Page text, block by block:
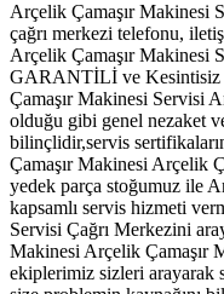
Arçelik Çamaşır Makinesi
çağrı merkezi telefonu,
Arçelik Çamaşır Makinesi
GARANTİLİ ve Kesintisiz
Çamaşır Makinesi Servisi
olduğu gibi genel nezaket
bilinçlidir,servis
Çamaşır Makinesi Arçelik
yedek parça stoğumuz ile
kapsamlı servis hizmeti
Servisi Çağrı Merkezini
Makinesi Arçelik Çamaşır
ekiplerimiz sizleri arayarak